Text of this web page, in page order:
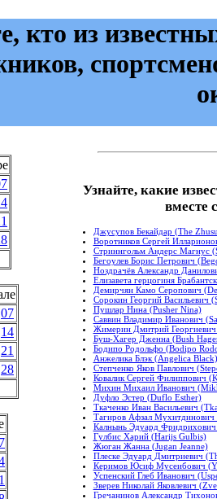
кто из
07
14
21
28
Узнайте, какие
вместе
Джусупов Бекайдар (The
Воротников Сергей
Стриннгольм Андерс Магнус
Бегоулев Борис Петрович
Ноздрачёв Александр
Елизавета герцогиня
Демирчян Камо Серопович
Сорокин Георгий Васильевич
Пушлар Нина (Pusher Nina)
Саввин Владимир Иванович
Жимерин Дмитрий
Буш-Хагер Дженна (Bush
Бодипо Родольфо (Bodipo
Анжелика Блэк (Angelica Black)
Степченко Яков Павлович
Ковалик Сергей Филиппович
Михин Михаил Иванович
Дуфло Эстер (Duflo Esther)
Ткаченко Иван Васильевич
Тагиров Афзал
Калнынь Эдуард
Гулбис Харий (Harijs Gulbis)
Жюган Жанна (Jugan Jeanne)
Плеске Эдуард Дмитриевич
Керимов Юсиф Мусеибович
Успенский Глеб Иванович
Зверев Николай Яковлевич
Гречанинов Александр